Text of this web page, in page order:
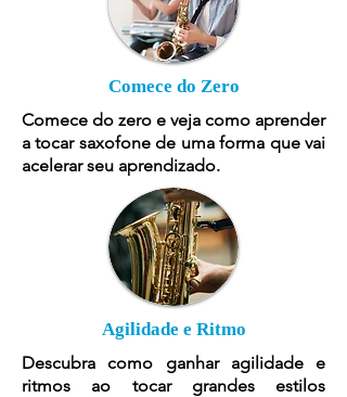
Comece do Zero
Comece do zero e veja como aprender
a tocar saxofone de uma forma que vai
acelerar seu aprendizado.
Agilidade e Ritmo
Descubra como ganhar agilidade e
ritmos ao tocar grandes estilos